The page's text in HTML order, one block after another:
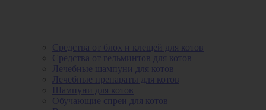
Средства от блох и клещей для котов
Средства от гельминтов для котов
Лечебные шампуни для котов
Лечебные препараты для котов
Шампуни для котов
Обучающие спреи для котов